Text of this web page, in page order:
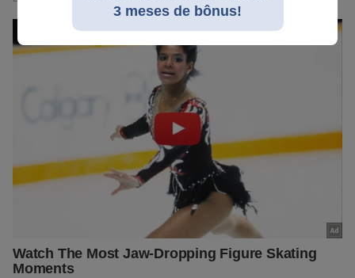
3 meses de bônus!